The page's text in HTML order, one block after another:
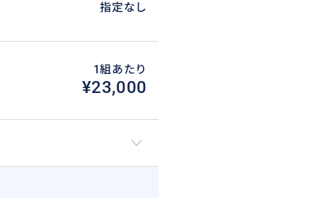
指定なし
1組あたり
¥23,000